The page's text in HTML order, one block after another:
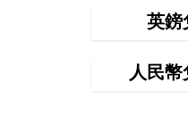
英鎊
人民